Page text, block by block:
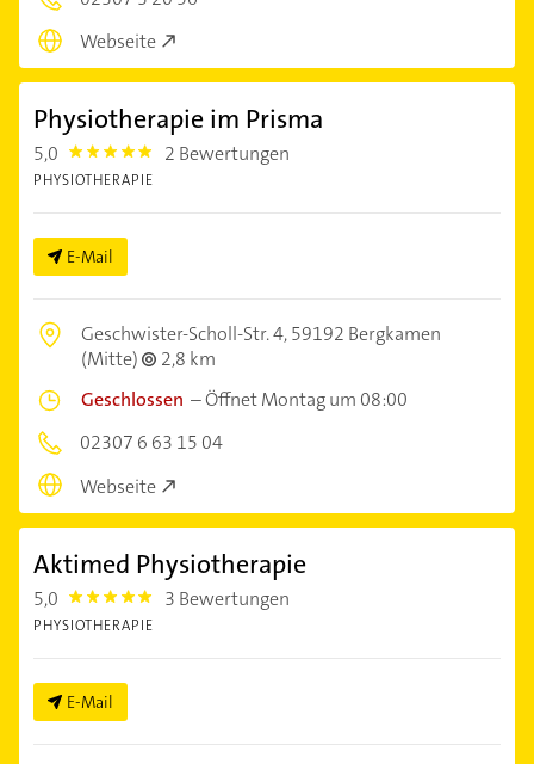
Webseite
Physiotherapie im Prisma
5,0 5.0 2 Bewertungen
PHYSIOTHERAPIE
E-Mail
Geschwister-Scholl-Str. 4,59192 Bergkamen
(Mitte)
2,8 km
Geschlossen –Öffnet Montag um 08:00
02307 6 63 15 04
Webseite
Aktimed Physiotherapie
5,0 5.0 3 Bewertungen
PHYSIOTHERAPIE
E-Mail